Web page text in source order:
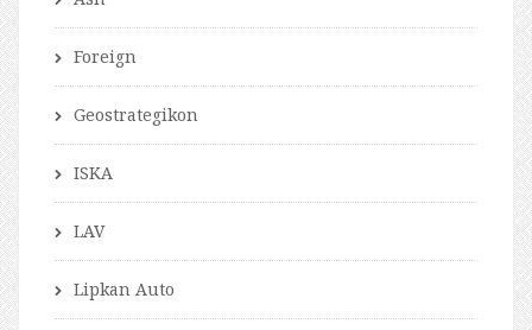
Foreign
Geostrategikon
ISKA
LAV
Lipkan Auto